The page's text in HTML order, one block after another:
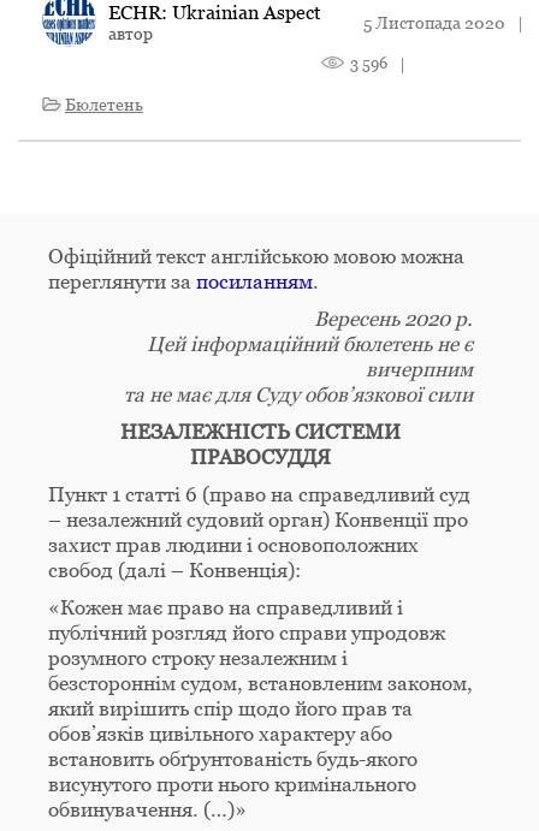
ECHR: Ukrainian Aspect
автор
5 Листопада 2020 |
3 596
|
Бюлетень
Офіційний текст англійською мовою можна
переглянути за посиланням.
Вересень 2020 р.
Цей інформаційний бюлетень не є
вичерпним
та не має для Суду обов’язкової сили
НЕЗАЛЕЖНІСТЬ СИСТЕМИ
ПРАВОСУДДЯ
Пункт 1 статті 6 (право на справедливий суд
– незалежний судовий орган) Конвенції про
захист прав людини і основоположних
свобод (далі – Конвенція):
«Кожен має право на справедливий і
публічний розгляд його справи упродовж
розумного строку незалежним і
безстороннім судом, встановленим законом,
який вирішить спір щодо його прав та
обов’язків цивільного характеру або
встановить обґрунтованість будь-якого
висунутого проти нього кримінального
обвинувачення. (…)»